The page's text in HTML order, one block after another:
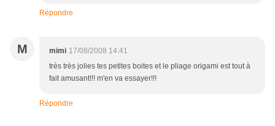
Répondre
M mimi 17/08/2008 14:41
très très jolies tes petites boites et le pliage origami est tout à
fait amusant!!! m'en va essayer!!!
Répondre